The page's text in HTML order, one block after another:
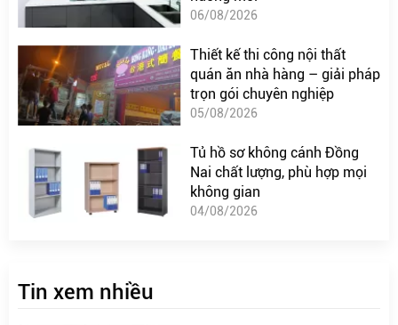
06/08/2026
Thiết kế thi công nội thất
quán ăn nhà hàng – giải pháp
trọn gói chuyên nghiệp
05/08/2026
Tủ hồ sơ không cánh Đồng
Nai chất lượng, phù hợp mọi
không gian
04/08/2026
Tin xem nhiều